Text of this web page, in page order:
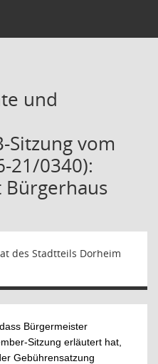
und
Sitzung vom
21/0340):
Bürgerhaus
des Stadtteils Dorheim
Bürgermeister
Sitzung erläutert hat,
Gebührensatzung